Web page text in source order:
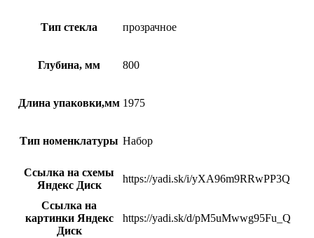
Тип стекла прозрачное
Глубина, мм 800
Длина упаковки,мм 1975
Тип номенклатуры Набор
Ссылка на схемы
Яндекс Диск
https://yadi.sk/i/yXA96m9RRwPP3Q
Ссылка на
картинки Яндекс
Диск
https://yadi.sk/d/pM5uMwwg95Fu_Q